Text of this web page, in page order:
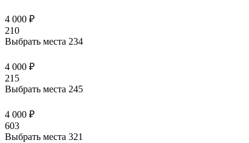
4 000 ₽
210
Выбрать места 234
4 000 ₽
215
Выбрать места 245
4 000 ₽
603
Выбрать места 321